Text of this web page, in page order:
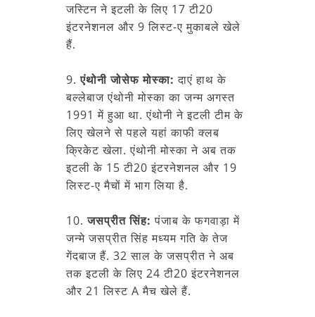
जस्टिन ने इटली के लिए 17 टी20
इंटरनेशनल और 9 लिस्ट-ए मुकाबले खेले
हैं.
9.एंथोनी जोसेफ मोस्का:दाएं हाथ के
बल्लेबाज एंथोनी मोस्का का जन्म अगस्त
1991 में हुआ था. एंथोनी ने इटली टीम के
लिए खेलने से पहले यहां काफी क्लब
क्रिकेट खेला. एंथोनी मोस्का ने अब तक
इटली के 15 टी20 इंटरनेशनल और 19
लिस्ट-ए मैचों में भाग लिया है.
10.जसप्रीत सिंह: पंजाब के फगवाड़ा में
जन्मे जसप्रीत सिंह मध्यम गति के तेज
गेंदबाज हैं. 32 साल के जसप्रीत ने अब
तक इटली के लिए 24 टी20 इंटरनेशनल
और 21 लिस्ट A मैच खेले हैं.